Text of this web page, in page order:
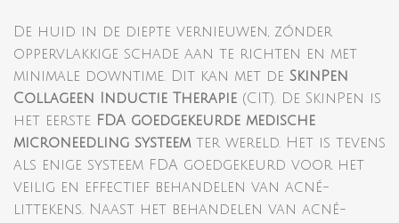
De huid in de diepte vernieuwen, zónder
oppervlakkige schade aan te richten en met
minimale downtime. Dit kan met de SkinPen
Collageen Inductie Therapie (CIT). De SkinPen is
het eerste FDA goedgekeurde medische
microneedling systeemter wereld. Het is tevens
als enige systeem FDA goedgekeurd voor het
veilig en effectief behandelen van acné-
littekens. Naast het behandelen van acné-